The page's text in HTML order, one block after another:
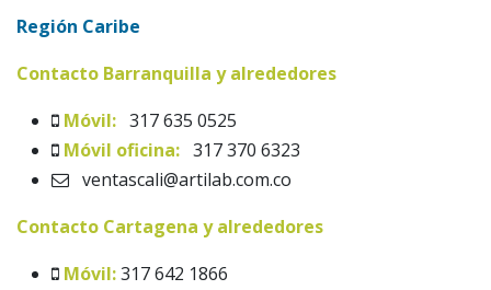
Región Caribe
Contacto Barranquilla y alrededores
Móvil: 317 635 0525
Móvil oficina: 317 370 6323
ventascali@artilab.com.co
Contacto Cartagena y alrededores
Móvil:317 642 1866